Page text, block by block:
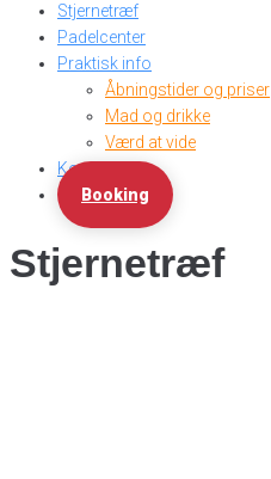
Stjernetræf
Padelcenter
Praktisk info
Åbningstider og priser
Mad og drikke
Værd at vide
Kontakt
Booking
Stjernetræf